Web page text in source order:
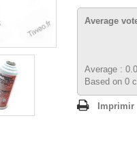
Average
Average : 0.0
Based on 0
Imprimir